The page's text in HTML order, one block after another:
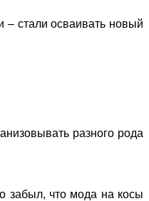
– стали осваивать новый
разного рода
забыл, что мода на косы